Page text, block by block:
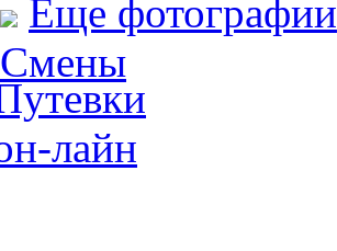
Еще фотографии
Смены
лайн